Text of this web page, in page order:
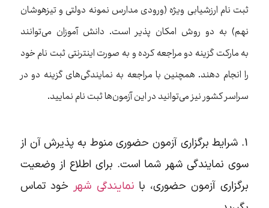
ثبت نام ارزشیابی ویژه (ورودی مدارس نمونه دولتی و تیزهوشان
نهم) به دو روش امکان پذیر است. دانش آموزان می‌توانند
به مارکت گزینه دو مراجعه کرده و به صورت اینترنتی ثبت نام خود
را انجام دهند. همچنین با مراجعه به نمایندگی‌های گزینه دو در
سراسر کشور نیز می‌توانید در این آزمون‌ها ثبت نام نمایید.
۱. شرایط برگزاری آزمون حضوری منوط به پذیرش آن از
سوی نمایندگی شهر شما است. برای اطلاع از وضعیت
برگزاری آزمون حضوری، با نمایندگی شهر خود تماس